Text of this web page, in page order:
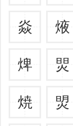
焱 焲
焷 焸
焼 焽